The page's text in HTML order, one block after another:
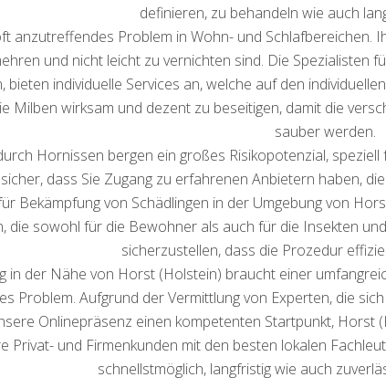
definieren, zu behandeln wie auch
anzutreffendes Problem in Wohn- und
und nicht leicht zu vernichten sind. Die Spezialisten
individuelle Services an, welche auf den
Milben wirksam und dezent zu beseitigen, damit die
sauber werden.
Hornissen bergen ein großes Risikopotenzial,
dass Sie Zugang zu erfahrenen Anbietern haben,
Bekämpfung von Schädlingen in der Umgebung von
die sowohl für die Bewohner als auch für die Insekten
sicherzustellen, dass die Prozedur
in der Nähe von Horst (Holstein) braucht einer
Problem. Aufgrund der Vermittlung von Experten, die
Onlinepräsenz einen kompetenten Startpunkt,
Privat- und Firmenkunden mit den besten lokalen
schnellstmöglich, langfristig wie auch